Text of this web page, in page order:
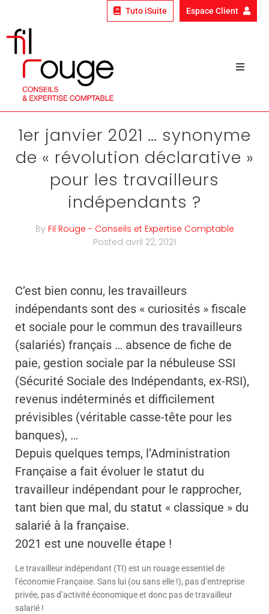
Tuto iSuite Espace Client
Nos clients
Le fil rouge
1er janvier 2021 … synonyme
de « révolution déclarative »
pour les travailleurs
indépendants ?
By Fil Rouge - Conseils et Expertise Comptable
Posted avril 22, 2021
C’est bien connu, les travailleurs
indépendants sont des « curiosités » fiscale
et sociale pour le commun des travailleurs
(salariés) français … absence de fiche de
paie, gestion sociale par la nébuleuse SSI
(Sécurité Sociale des Indépendants, ex-RSI),
revenus indéterminés et difficilement
prévisibles (véritable casse-tête pour les
banques), …
Depuis quelques temps, l’Administration
Française a fait évoluer le statut du
travailleur indépendant pour le rapprocher,
tant bien que mal, du statut « classique » du
salarié à la française.
2021 est une nouvelle étape !
Le travailleur indépendant (TI) est un rouage essentiel de
l’économie Française. Sans lui (ou sans elle !), pas d’entreprise
privée, pas d’activité économique et donc pas de travailleur
salarié !